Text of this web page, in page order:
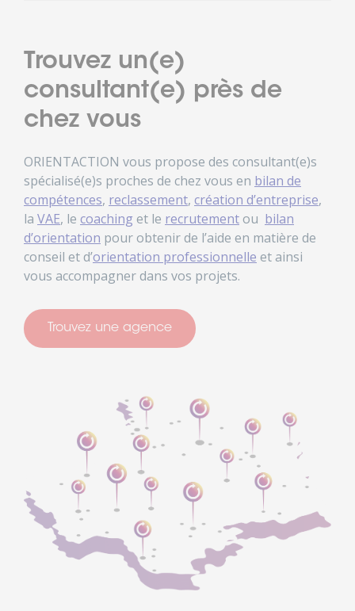
Trouvez un(e)
consultant(e) près de
chez vous
ORIENTACTION vous propose des consultant(e)s
spécialisé(e)s proches de chez vous en bilan de
compétences, reclassement, création d’entreprise,
la VAE, le coaching et le recrutementou bilan
d’orientation pour obtenir de l’aide en matière de
conseil et d’orientation professionnelle et ainsi
vous accompagner dans vos projets.
Trouvez une agence